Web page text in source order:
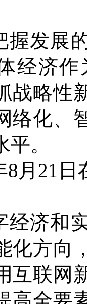
握发展
经济
战略性
络化、
。
8月21
经济和
化方向
互联网